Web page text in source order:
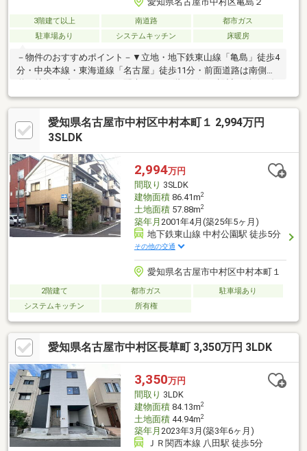
3階建て以上 南道路
都市ガス
駐車場あり
システムキッチン 床暖房
－物件のおすすめポイント－▼立地・地下鉄東山線「亀島」徒歩4
分・中央本線・東海道線「名古屋」徒歩11分・前面道路は南側公
いL字型の対面式キッチン、食洗機・窓有・納戸は窓・収納付で多
用途に使用可能・3階に南面バルコニーを設置・ビルドイン車庫有
(車種による)▼設備・床暖房(LD)・浴室1616サイズ／浴室暖房乾
燥機・トイレ2カ所有・SIC※容積率は前面道路幅員により240%に
━━━━━・・・物件の詳細・ご相談はお気軽にお問い合わせく
ださい。
愛知県名古屋市中村区中村本町１ 2,994万円
3SLDK
2,994万円
間取り 3SLDK
建物面積86.41m2
土地面積57.88m2
築年月 2001年4月(築25年5ヶ月)
地下鉄東山線 中村公園駅 徒歩5分
その他の交通
愛知県名古屋市中村区中村本町１
2階建て 都市ガス
駐車場あり
システムキッチン
所有権
愛知県名古屋市中村区長草町 3,350万円 3LDK
3,350万円
間取り 3LDK
建物面積84.13m2
土地面積44.94m2
築年月 2023年3月(築3年6ヶ月)
ＪＲ関西本線 八田駅 徒歩5分